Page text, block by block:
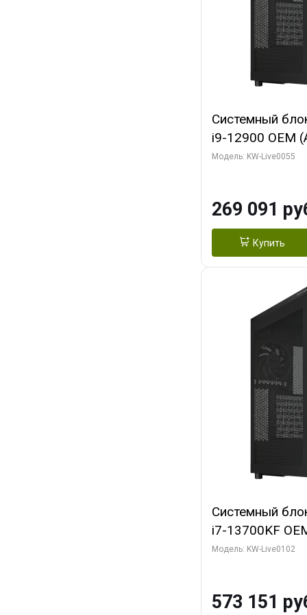
Системный
i9-12900 OEM
C16 8EC/8PC/
HDMI/ 1 ТБ
Модель: KW-Live0055
269 091
Купить
Системный
i7-13700KF
7, C16 8EC/
Turbo/ 960 ГБ
Модель: KW-Live0102
573 151